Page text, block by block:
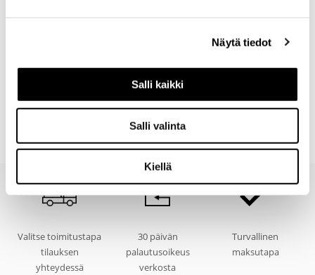
Näytä tiedot
Salli kaikki
Salli valinta
Kiellä
Ladattavat materiaalit
Valitse toimitustapa
tilauksen
yhteydessä
30 päivän
palautusoikeus
verkosta
Turvallinen
maksutapa